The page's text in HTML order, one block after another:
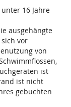
16 Jahre
ausgehängte
vor
von
ist
ist nicht
gebuchten